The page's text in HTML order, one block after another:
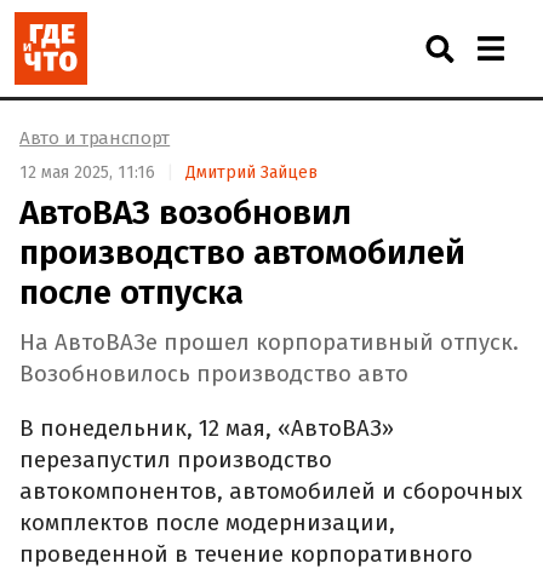
Авто и транспорт
12 мая 2025, 11:16 Дмитрий Зайцев
АвтоВАЗ возобновил
производство автомобилей
после отпуска
На АвтоВАЗе прошел корпоративный отпуск.
Возобновилось производство авто
В понедельник, 12 мая, «АвтоВАЗ»
перезапустил производство
автокомпонентов, автомобилей и сборочных
комплектов после модернизации,
проведенной в течение корпоративного